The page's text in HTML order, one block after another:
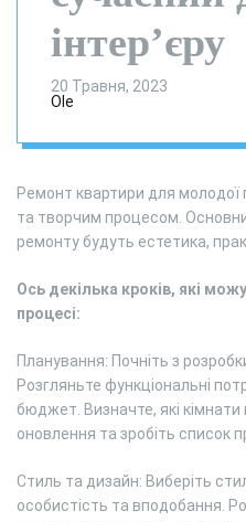
інтерʼєру
20 Травня, 2023
Ole
Ремонт квартири для
та творчим процесом.
ремонту будуть естетика,
Ось декілька кроків, які
процесі:
Планування: Почніть з
Розгляньте функціональні
бюджет. Визначте, які
оновлення та зробіть список
Стиль та дизайн: Виберіть
особистість та вподобання.